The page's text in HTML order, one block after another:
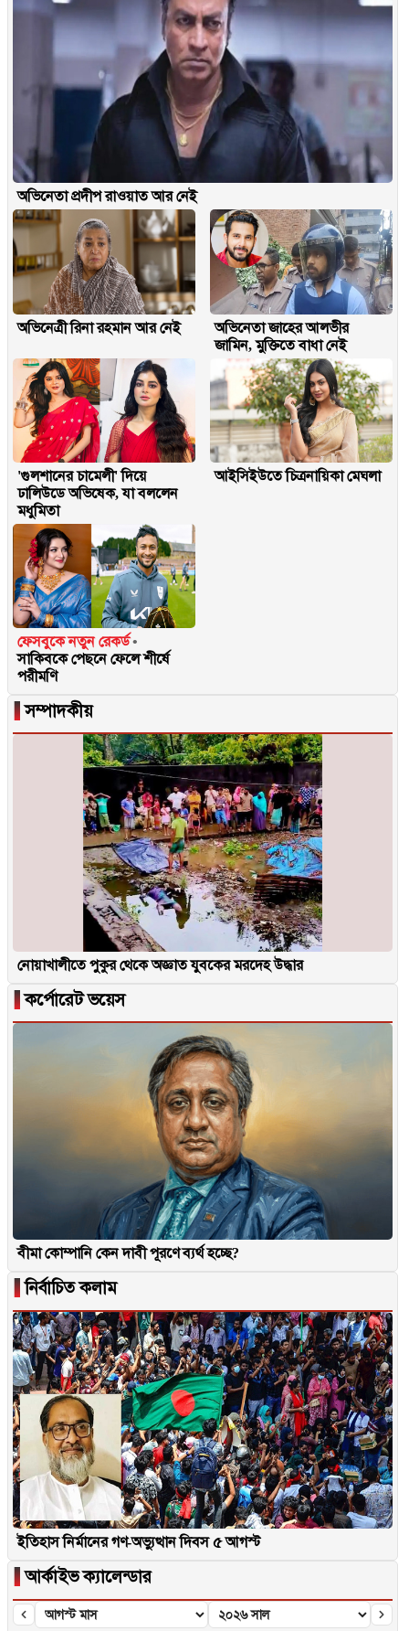
অভিনেতা প্রদীপ রাওয়াত আর নেই
অভিনেত্রী রিনা রহমান আর নেই
অভিনেতা জাহের আলভীর
জামিন, মুক্তিতে বাধা নেই
'গুলশানের চামেলী' দিয়ে
ঢালিউডে অভিষেক, যা বললেন
মধুমিতা
আইসিইউতে চিত্রনায়িকা মেঘলা
ফেসবুকে নতুন রেকর্ড
সাকিবকে পেছনে ফেলে শীর্ষে
পরীমণি
▐সম্পাদকীয়
নোয়াখালীতে পুকুর থেকে অজ্ঞাত যুবকের মরদেহ উদ্ধার
▐কর্পোরেট ভয়েস
বীমা কোম্পানি কেন দাবী পূরণে ব্যর্থ হচ্ছে?
▐নির্বাচিত কলাম
ইতিহাস নির্মানের গণ-অভ্যুত্থান দিবস ৫ আগস্ট
▐আর্কাইভ ক্যালেন্ডার